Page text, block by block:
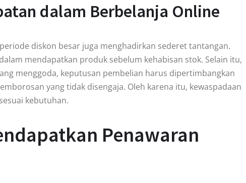
dalam Berbelanja Online
diskon besar juga menghadirkan sederet tantangan.
mendapatkan produk sebelum kehabisan stok. Selain itu,
menggoda, keputusan pembelian harus dipertimbangkan
yang tidak disengaja. Oleh karena itu, kewaspadaan
kebutuhan.
Penawaran